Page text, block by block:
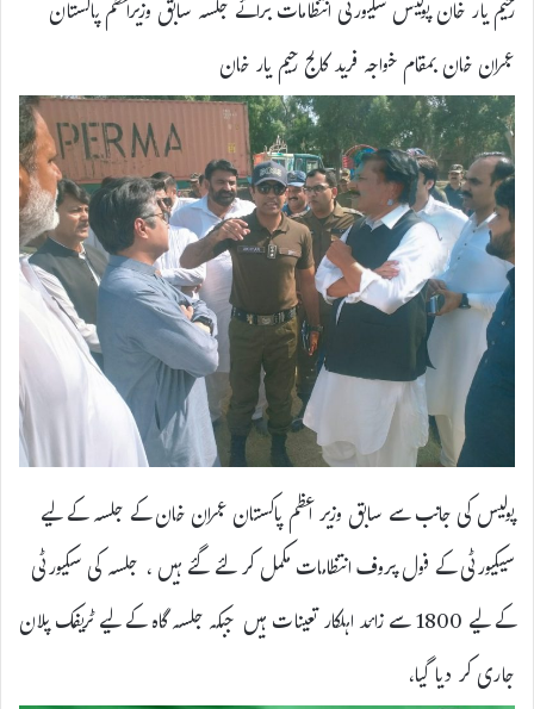
رحیم یار خان پولیس سکیورٹی انتظامات برائے جلسہ سابق وزیراعظم پاکستان
عمران خان بمقام خواجہ فرید کالج رحیم یار خان
پولیس کی جانب سے سابق وزیر اعظم پاکستان عمران خان کے جلسہ کے لیے
سیکیورٹی کے فول پروف انتظامات مکمل کر لئے گئے ہیں ، جلسہ کی سکیورٹی
کے لیے 1800 سے زائد اہلکار تعینات ہیں جبکہ جلسہ گاہ کے لیے ٹریفک پلان
جاری کر دیا گیا،